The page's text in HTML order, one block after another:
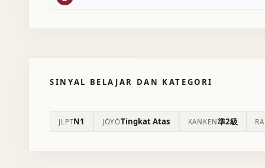
SINYAL BELAJAR DAN KATEGORI
JLPTN1 JŌYŌTingkat Atas KANKEN準2級